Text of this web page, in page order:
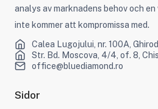
analys av marknadens behov och en
inte kommer att kompromissa med.
Calea Lugojului, nr. 100A,
Str. Bd. Moscova, 4/4, of. 8,
office@bluediamond.ro
Sidor